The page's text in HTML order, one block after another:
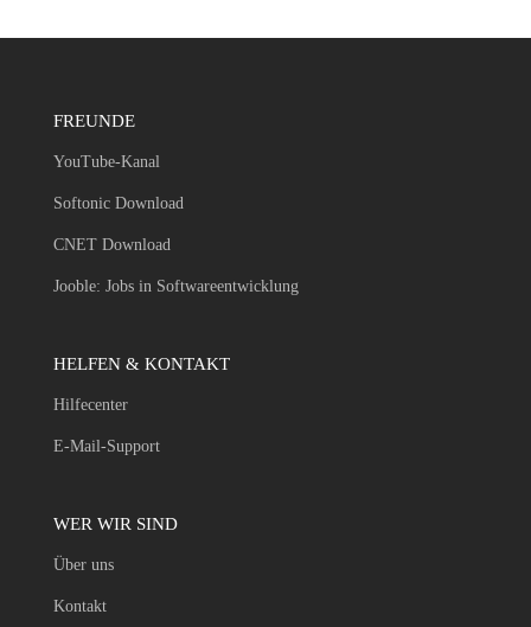
FREUNDE
YouTube-Kanal
Softonic Download
CNET Download
Jooble: Jobs in Softwareentwicklung
HELFEN & KONTAKT
Hilfecenter
E-Mail-Support
WER WIR SIND
Über uns
Kontakt